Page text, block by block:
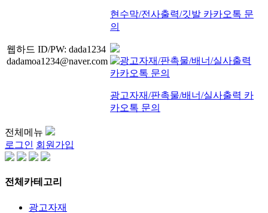
웹하드 ID/PW: dada1234
dadamoa1234@naver.com
현수막/전사출력/깃발 카카오톡 문
의
광고자재/판촉물/배너/실사출력 카
카오톡 문의
전체메뉴
로그인 회원가입
전체카테고리
광고자재